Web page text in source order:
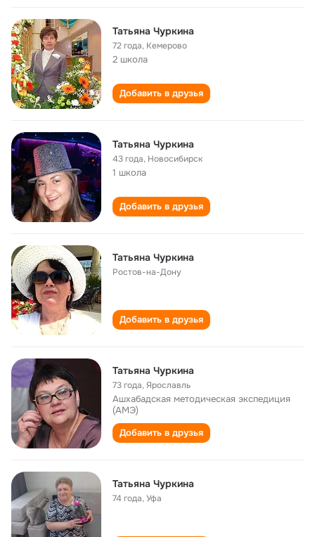
Татьяна Чуркина
72 года, Кемерово
2 школа
Добавить в друзья
Татьяна Чуркина
43 года, Новосибирск
1 школа
Добавить в друзья
Татьяна Чуркина
Ростов-на-Дону
Добавить в друзья
Татьяна Чуркина
73 года,Ярославль
Ашхабадская методическая экспедиция
(АМЭ)
Добавить в друзья
Татьяна Чуркина
74 года,Уфа